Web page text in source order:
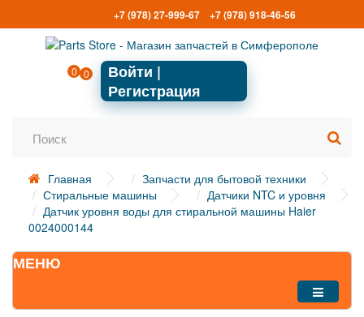
+7 (978) 27-999-67 +7 (978) 918-46-56
0 0
Войти |
Регистрация
Главная
Запчасти для бытовой техники
Стиральные машины
Датчики NTC и уровня
Датчик уровня воды для стиральной машины Haier
0024000144
МЕНЮ